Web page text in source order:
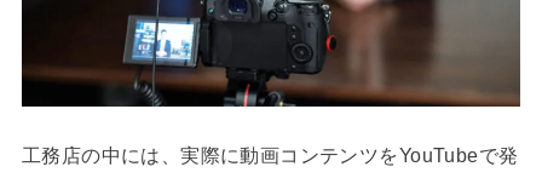
工務店の中には、実際に動画コンテンツをYouTubeで発